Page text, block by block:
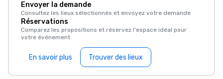
Envoyer la demande
Consultez les lieux sélectionnés et envoyez votre demande
Réservations
Comparez les propositions et réservez l'espace idéal pour
votre événement
En savoir plus Trouver des lieux